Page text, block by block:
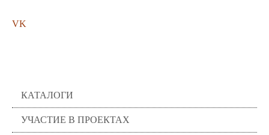
VK
КАТАЛОГИ
УЧАСТИЕ В ПРОЕКТАХ